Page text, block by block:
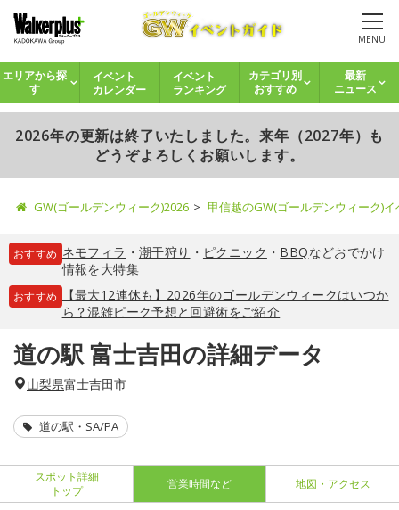
MENU
エリアから探
す
イベント
カレンダー
イベント
ランキング
カテゴリ別
おすすめ
最新
ニュース
2026年の更新は終了いたしました。来年（2027年）も
どうぞよろしくお願いします。
GW(ゴールデンウィーク)2026 甲信越のGW(ゴールデンウィーク)
おすすめ ネモフィラ ・ 潮干狩り ・ ピクニック ・ BBQなどおでかけ
情報を大特集
おすすめ
【最大12連休も】2026年のゴールデンウィークはいつか
ら？混雑ピーク予想と回避術をご紹介
道の駅 富士吉田の詳細データ
山梨県富士吉田市
道の駅・SA/PA
スポット詳細
トップ
営業時間など 地図・アクセス